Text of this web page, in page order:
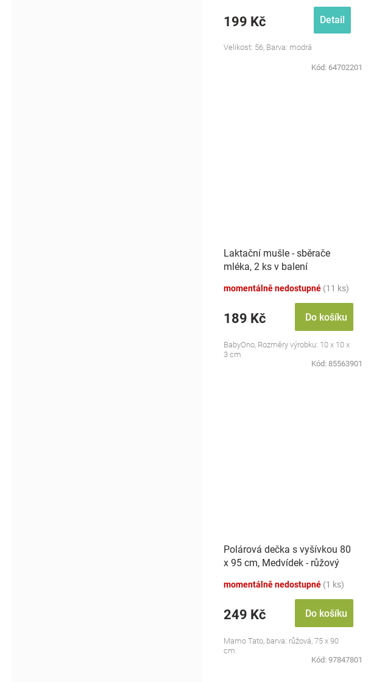
199 Kč Detail
Velikost: 56, Barva: modrá
Kód: 64702201
Laktační mušle - sběrače
mléka, 2 ks v balení
momentálně nedostupné (11 ks)
189 Kč Do košíku
BabyOno, Rozměry výrobku: 10 x 10 x
3 cm
Kód: 85563901
Polárová dečka s vyšívkou 80
x 95 cm, Medvídek - růžový
momentálně nedostupné (1 ks)
249 Kč Do košíku
Mamo Tato, barva: růžová, 75 x 90
cm.
Kód: 97847801